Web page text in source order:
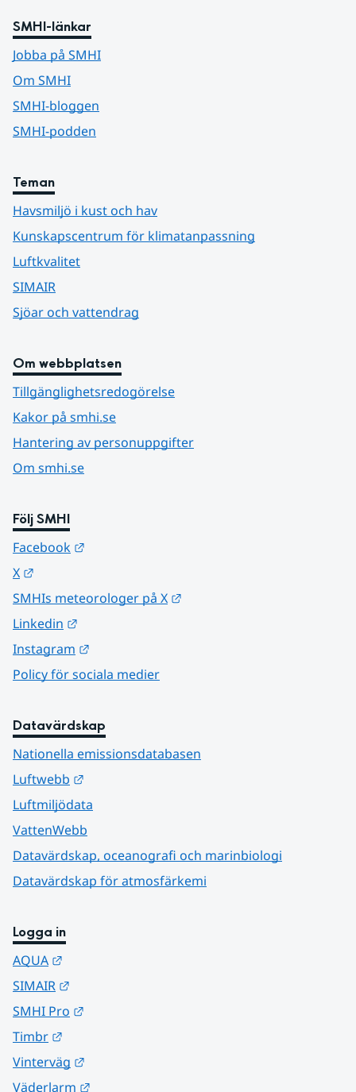
SMHI-länkar
Jobba på SMHI
Om SMHI
SMHI-bloggen
SMHI-podden
Teman
Havsmiljö i kust och hav
Kunskapscentrum för klimatanpassning
Luftkvalitet
SIMAIR
Sjöar och vattendrag
Om webbplatsen
Tillgänglighetsredogörelse
Kakor på smhi.se
Hantering av personuppgifter
Om smhi.se
Följ SMHI
Facebook
X
SMHIs meteorologer på X
Linkedin
Instagram
Policy för sociala medier
Datavärdskap
Nationella emissionsdatabasen
Luftwebb
Luftmiljödata
VattenWebb
Datavärdskap, oceanografi och marinbiologi
Datavärdskap för atmosfärkemi
Logga in
AQUA
SIMAIR
SMHI Pro
Timbr
Vinterväg
Väderlarm